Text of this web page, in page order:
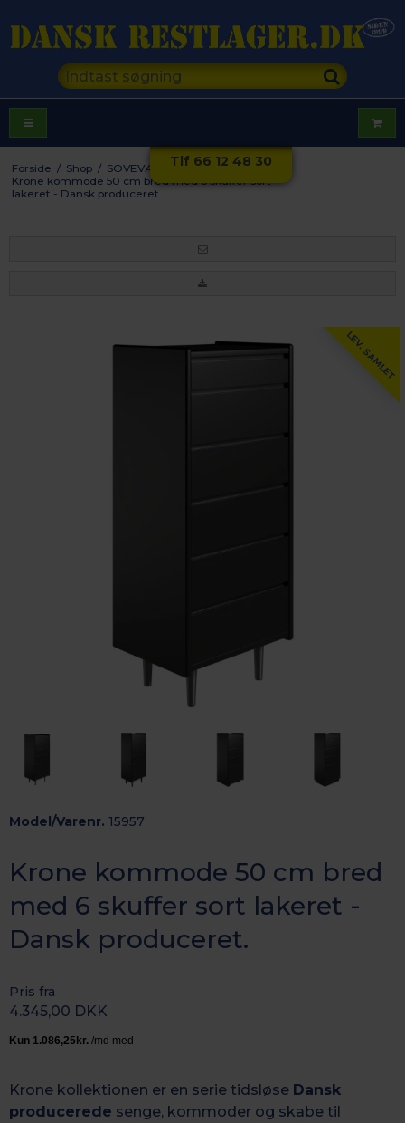
Tlf 66 12 48 30
Forside / Shop / SOVEVÆRELSE / Kommoder
Krone kommode 50 cm bred med 6 skuffer sort
lakeret - Dansk produceret.
LEV. SAMLET
Model/Varenr. 15957
Krone kommode 50 cm bred
med 6 skuffer sort lakeret -
Dansk produceret.
Pris fra
4.345,00 DKK
Krone kollektionen er en serie tidsløse Dansk
producerede senge, kommoder og skabe til